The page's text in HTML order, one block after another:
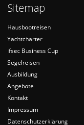
Sitemap
Hausbootreisen
Yachtcharter
ifsec Business Cup
Segelreisen
Ausbildung
Angebote
Kontakt
Impressum
Datenschutzerklärung